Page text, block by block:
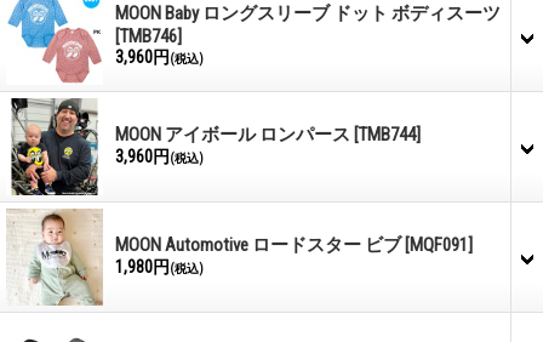
MOON Baby ロングスリーブ ドット ボディスーツ
[TMB746]
3,960円 (税込)
MOON アイボール ロンパース [TMB744]
3,960円 (税込)
MOON Automotive ロードスター ビブ [MQF091]
1,980円 (税込)